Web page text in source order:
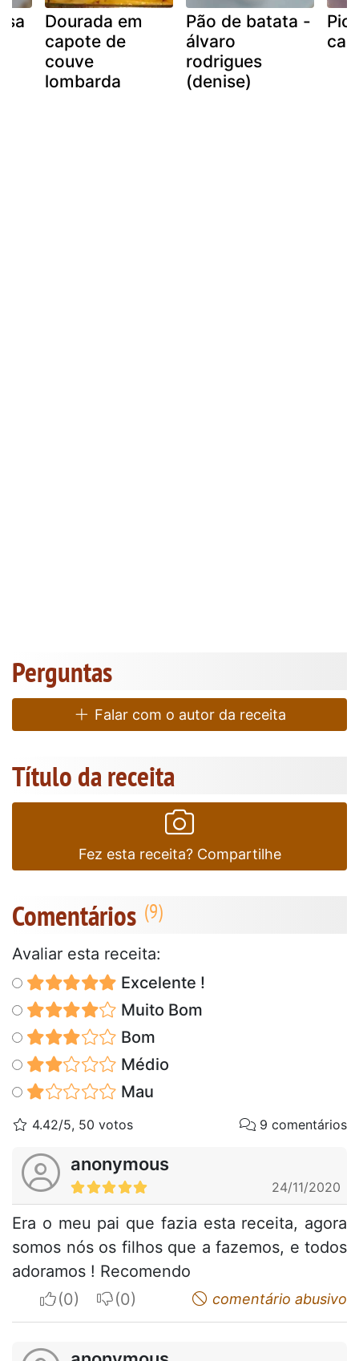
Dourada em
capote de
couve
lombarda
Pão de batata -
álvaro
rodrigues
(denise)
Perguntas
Falar com o autor da receita
Título da receita
Fez esta receita? Compartilhe
Comentários
Avaliar esta receita:
Excelente !
Muito Bom
Bom
Médio
Mau
4.42/5, 50 votos 9 comentários
anonymous
24/11/2020
Era o meu pai que fazia esta receita, agora
somos nós os filhos que a fazemos, e todos
adoramos ! Recomendo
I apreciateI do not appreciatecomentário abusivo